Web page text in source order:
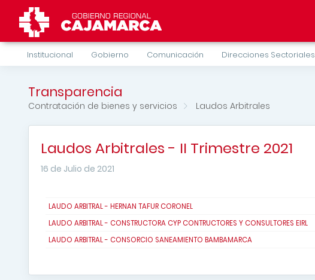
Institucional Gobierno Comunicación Direcciones Sectoriales
Transparencia
Contratación de bienes y servicios Laudos Arbitrales
Laudos Arbitrales - II Trimestre 2021
16 de Julio de 2021
LAUDO ARBITRAL - HERNAN TAFUR CORONEL
LAUDO ARBITRAL - CONSTRUCTORA CYP CONTRUCTORES Y CONSULTORES EIRL
LAUDO ARBITRAL - CONSORCIO SANEAMIENTO BAMBAMARCA